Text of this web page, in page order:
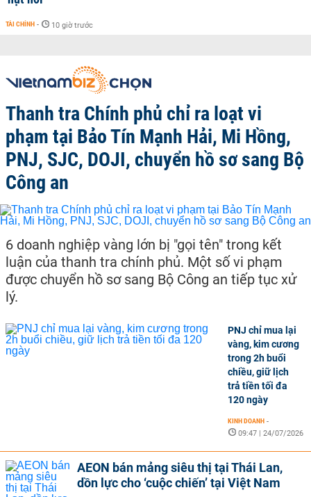
TÀI CHÍNH - 10 giờ trước
Thanh tra Chính phủ chỉ ra loạt vi
phạm tại Bảo Tín Mạnh Hải, Mi Hồng,
PNJ, SJC, DOJI, chuyển hồ sơ sang Bộ
Công an
6 doanh nghiệp vàng lớn bị "gọi tên" trong kết
luận của thanh tra chính phủ. Một số vi phạm
được chuyển hồ sơ sang Bộ Công an tiếp tục xử
lý.
PNJ chỉ mua lại
vàng, kim cương
trong 2h buổi
chiều, giữ lịch
trả tiền tối đa
120 ngày
KINH DOANH -
09:47 | 24/07/2026
AEON bán mảng siêu thị tại Thái Lan,
dồn lực cho ‘cuộc chiến’ tại Việt Nam